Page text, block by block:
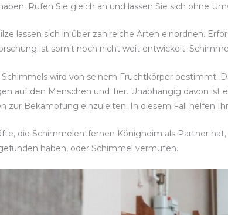
Rufen Sie gleich an und lassen Sie sich ohne
lassen sich in über zahlreiche Arten einordnen.
ist somit noch nicht weit entwickelt.
Schimmels wird von seinem Fruchtkörper bestimmt.
auf den Menschen und Tier. Unabhängig davon
zur Bekämpfung einzuleiten. In diesem Fall helfen
die Schimmelentfernen Königheim als Partner
haben, oder Schimmel vermuten.